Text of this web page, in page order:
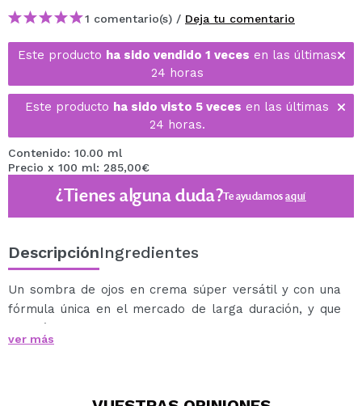
1 comentario(s) / Deja tu comentario
Este producto ha sido vendido 1 veces en las últimas
24 horas
Este producto ha sido visto 5 veces en las últimas
24 horas.
Contenido: 10.00 ml
Precio x 100 ml: 285,00€
¿Tienes alguna duda?Te ayudamosaquí
DescripciónIngredientes
Un sombra de ojos en crema súper versátil y con una
fórmula única en el mercado de larga duración, y que
además se puede usar de una forma segura en los
labios, el contorno de ojos o el rostro.
ver más